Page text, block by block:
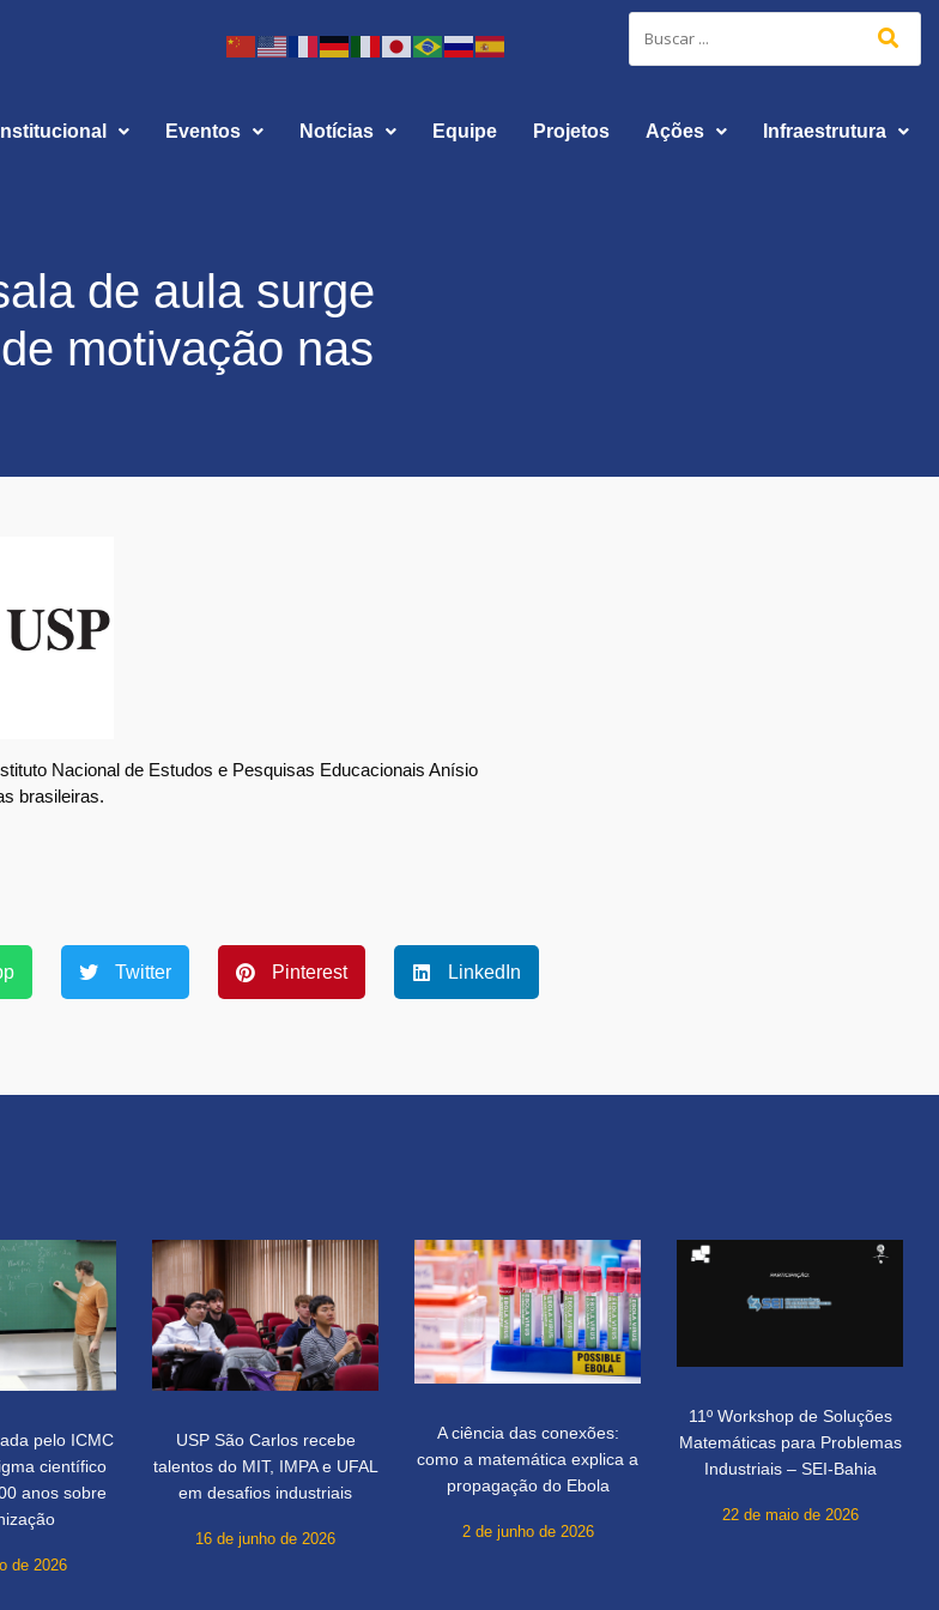
Institucional Eventos Notícias Equipe Projetos Ações Infraestrutura
de aula surge
motivação nas
Nacional de Estudos e Pesquisas Educacionais Anísio
brasileiras.
Twitter Pinterest LinkedIn
pelo ICMC
científico
anos sobre
de 2026
USP São Carlos recebe
talentos do MIT, IMPA e UFAL
em desafios industriais
16 de junho de 2026
A ciência das conexões:
como a matemática explica a
propagação do Ebola
2 de junho de 2026
11º Workshop de Soluções
Matemáticas para Problemas
Industriais – SEI-Bahia
22 de maio de 2026